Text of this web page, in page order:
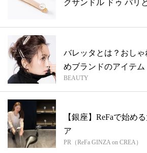
クサンドル ドゥ パリ
バレッタとは？おし
めブランドのアイテム
BEAUTY
【銀座】ReFaで始め
ア
PR（ReFa GINZA on CREA）